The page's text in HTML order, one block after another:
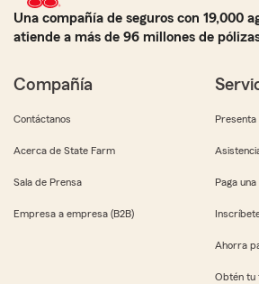
Una compañía de seguros con 19,000
atiende a más de 96 millones de
Compañía
Contáctanos
Acerca de State Farm
Sala de Prensa
Empresa a empresa (B2B)
Presenta
Paga
Ahorra
Obtén tu